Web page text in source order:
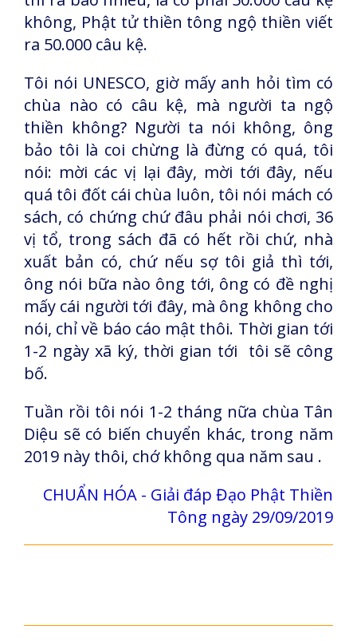
không, Phật tử thiền tông ngộ thiền viết
ra 50.000 câu kệ.
Tôi nói UNESCO, giờ mấy anh hỏi tìm có
chùa nào có câu kệ, mà người ta ngộ
thiền không? Người ta nói không, ông
bảo tôi là coi chừng là đừng có quá, tôi
nói: mời các vị lại đây, mời tới đây, nếu
quá tôi đốt cái chùa luôn, tôi nói mách có
sách, có chứng chứ đâu phải nói chơi, 36
vị tổ, trong sách đã có hết rồi chứ, nhà
xuất bản có, chứ nếu sợ tôi giả thì tới,
ông nói bữa nào ông tới, ông có đề nghị
mấy cái người tới đây, mà ông không cho
nói, chỉ về báo cáo mật thôi. Thời gian tới
1-2 ngày xã ký, thời gian tới tôi sẽ công
bố.
Tuần rồi tôi nói 1-2 tháng nữa chùa Tân
Diệu sẽ có biến chuyển khác, trong năm
2019 này thôi, chớ không qua năm sau .
CHUẨN HÓA - Giải đáp Đạo Phật Thiền
Tông ngày 29/09/2019